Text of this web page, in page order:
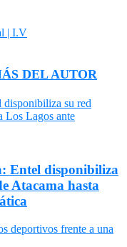
| I.V
DEL AUTOR
Entel disponibiliza
Atacama hasta